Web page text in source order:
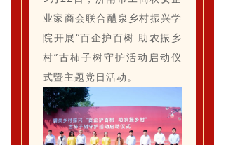
业家商会联合醴泉乡村振兴学
院开展“百企护百树 助农振乡
村”古柿子树守护活动启动仪
式暨主题党日活动。